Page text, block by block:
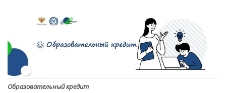
Образовательный кредит